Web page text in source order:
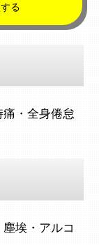
る
・全身倦怠
埃・アルコ